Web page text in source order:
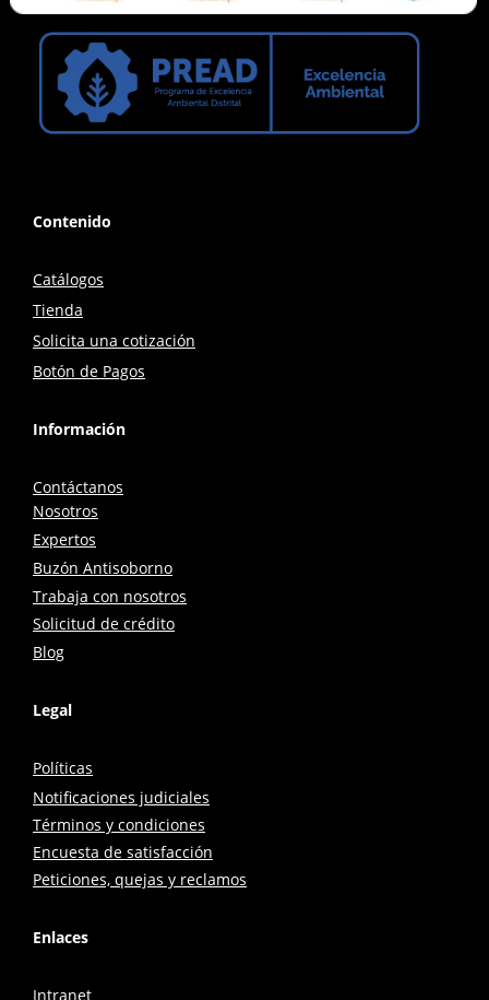
Contenido
Catálogos
Tienda
Solicita una cotización
Botón de Pagos
Información
Contáctanos
Nosotros
Expertos
Buzón Antisoborno
Trabaja con nosotros
Solicitud de crédito
Blog
Legal
Políticas
Notificaciones judiciales
Términos y condiciones
Encuesta de satisfacción
Peticiones, quejas y reclamos
Enlaces
Intranet